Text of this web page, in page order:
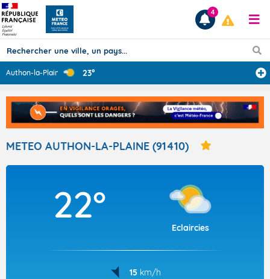
Prévisions
TOUS LES RÉSULTATS
Articles
4
Authon-la-Plain ... 23°
METEO AUTHON-LA-PLAINE (91410)
22°
Eclaircies
15 km/h